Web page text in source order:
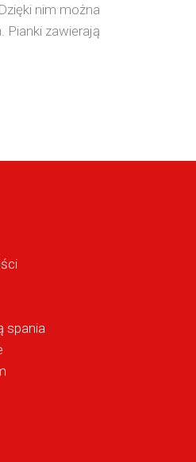
nim można
Pianki zawierają
spania